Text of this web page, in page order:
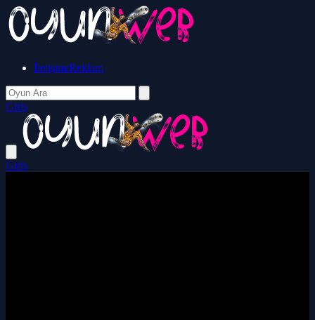
İletişim/Reklam
Giriş
Giriş